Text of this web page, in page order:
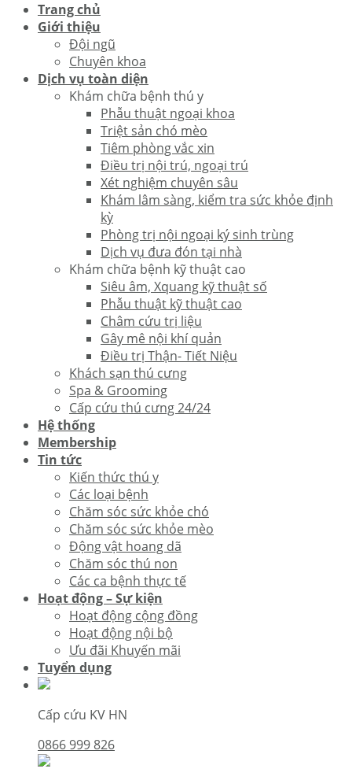
Trang chủ
Giới thiệu
Đội ngũ
Chuyên khoa
Dịch vụ toàn diện
Khám chữa bệnh thú y
Phẫu thuật ngoại khoa
Triệt sản chó mèo
Tiêm phòng vắc xin
Điều trị nội trú, ngoại trú
Xét nghiệm chuyên sâu
Khám lâm sàng, kiểm tra sức khỏe định
kỳ
Phòng trị nội ngoại ký sinh trùng
Dịch vụ đưa đón tại nhà
Khám chữa bệnh kỹ thuật cao
Siêu âm, Xquang kỹ thuật số
Phẫu thuật kỹ thuật cao
Châm cứu trị liệu
Gây mê nội khí quản
Điều trị Thận- Tiết Niệu
Khách sạn thú cưng
Spa & Grooming
Cấp cứu thú cưng 24/24
Hệ thống
Membership
Tin tức
Kiến thức thú y
Các loại bệnh
Chăm sóc sức khỏe chó
Chăm sóc sức khỏe mèo
Động vật hoang dã
Chăm sóc thú non
Các ca bệnh thực tế
Hoạt động – Sự kiện
Hoạt động cộng đồng
Hoạt động nội bộ
Ưu đãi Khuyến mãi
Tuyển dụng
Cấp cứu KV HN
0866 999 826